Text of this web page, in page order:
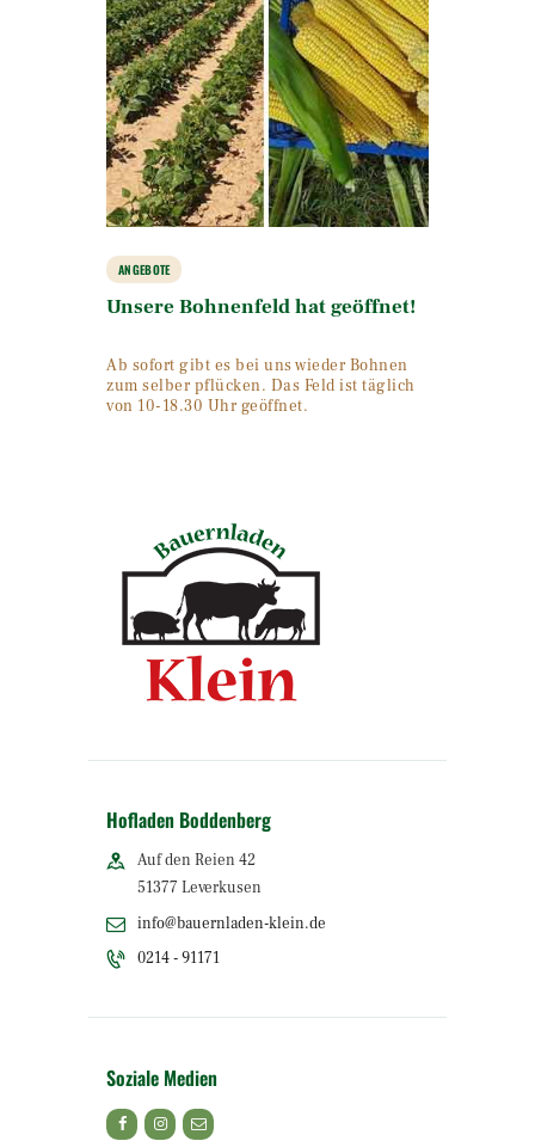
ANGEBOTE
Unsere Bohnenfeld hat geöffnet!
Ab sofort gibt es bei uns wieder Bohnen
zum selber pflücken. Das Feld ist täglich
von 10-18.30 Uhr geöffnet.
Hofladen Boddenberg
Auf den Reien 42
51377 Leverkusen
info@bauernladen-klein.de
0214 - 91171
Soziale Medien